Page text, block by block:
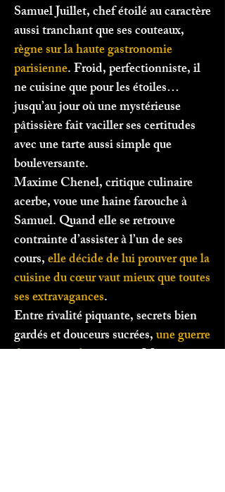
Samuel Juillet, chef étoilé au caractère
aussi tranchant que ses couteaux,
règne sur la haute gastronomie
parisienne. Froid, perfectionniste, il
ne cuisine que pour les étoiles…
jusqu’au jour où une mystérieuse
pâtissière fait vaciller ses certitudes
avec une tarte aussi simple que
bouleversante.
Maxime Chenel, critique culinaire
acerbe, voue une haine farouche à
Samuel. Quand elle se retrouve
contrainte d’assister à l’un de ses
cours,elle décide de lui prouver que la
cuisine du cœur vaut mieux que toutes
ses extravagances.
Entre rivalité piquante, secrets bien
gardés et douceurs sucrées,une guerre
des saveurs s’annonce… Mais